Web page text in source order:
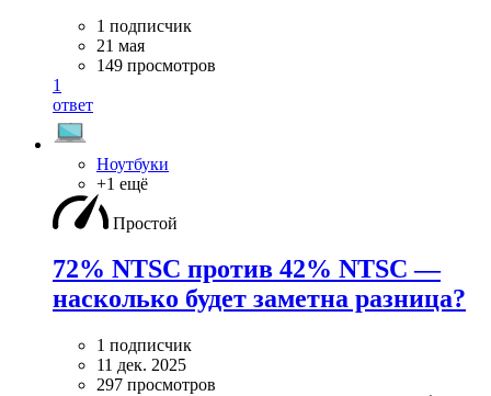
1 подписчик
21 мая
149 просмотров
1
ответ
Ноутбуки
+1 ещё
Простой
72% NTSC против 42% NTSC —
насколько будет заметна разница?
1 подписчик
11 дек. 2025
297 просмотров